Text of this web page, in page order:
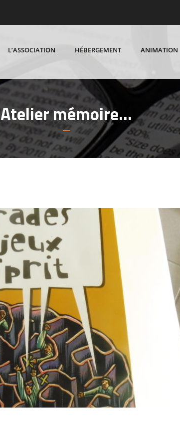
L’ASSOCIATION HÉBERGEMENT ANIMATION
Atelier mémoire…